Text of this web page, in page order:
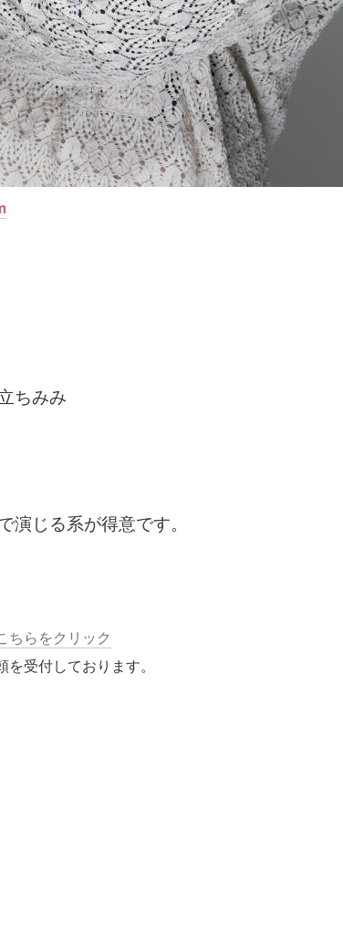
ちみみ
演じる系が得意です。
ちらをクリック
受付しております。